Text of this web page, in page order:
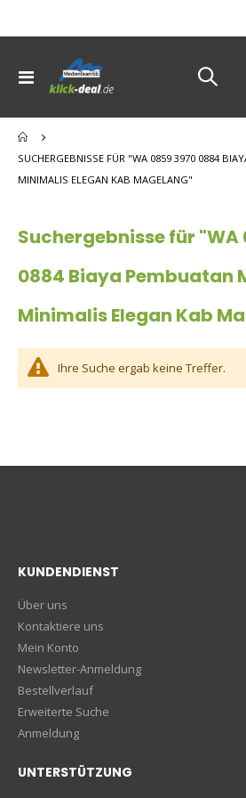
Navigation
umschalten
SUCHERGEBNISSE FÜR "WA 0859 3970 0884
MINIMALIS ELEGAN KAB MAGELANG"
Suchergebnisse für "WA
0884 Biaya Pembuatan
Minimalis Elegan Kab
Ihre Suche ergab keine Treffer.
KUNDENDIENST
Über uns
Kontaktiere uns
Mein Konto
Newsletter-Anmeldung
Bestellverlauf
Erweiterte Suche
Anmeldung
UNTERSTÜTZUNG